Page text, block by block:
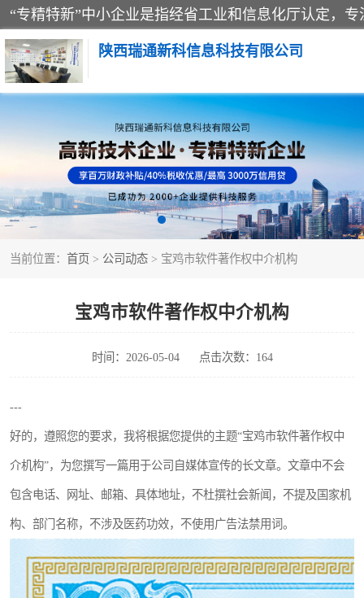
陕西瑞通新科信息科技有限公司
当前位置： 首页 > 公司动态 > 宝鸡市软件著作权中介机构
宝鸡市软件著作权中介机构
时间：2026-05-04 点击次数：164
---
好的，遵照您的要求，我将根据您提供的主题“宝鸡市软件著作权中
介机构”，为您撰写一篇用于公司自媒体宣传的长文章。文章中不会
包含电话、网址、邮箱、具体地址，不杜撰社会新闻，不提及国家机
构、部门名称，不涉及医药功效，不使用广告法禁用词。